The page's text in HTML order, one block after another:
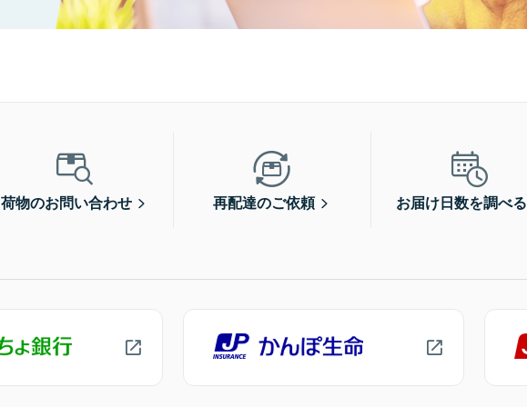
荷物のお問い合わせ 再配達のご依頼 お届け日数を調べる